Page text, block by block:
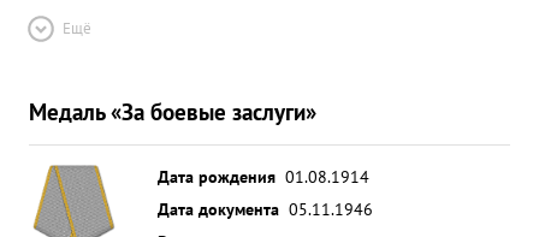
Ещё
Медаль «За боевые заслуги»
Дата рождения 01.08.1914
Дата документа 05.11.1946